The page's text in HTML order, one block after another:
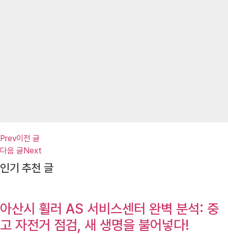
Prev이전 글
다음 글Next
인기 추천 글
아산시 휠러 AS 서비스센터 완벽 분석: 중
고 자전거 점검, 새 생명을 불어넣다!